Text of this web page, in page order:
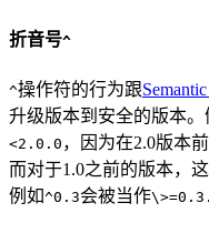
折音号^
^操作符的行为跟
升级版本到安全的版本。
<2.0.0 ，因为在2.0版本
而对于1.0之前的版本，
例如^0.3会被当作